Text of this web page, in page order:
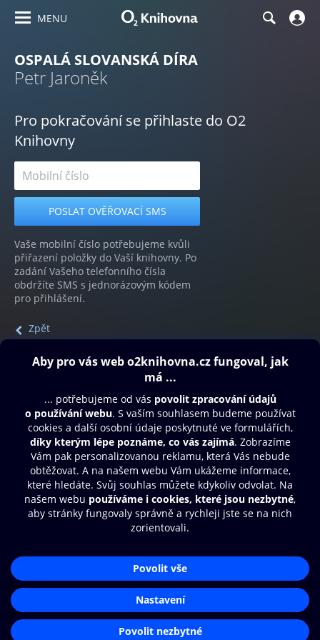
MENU
OSPALÁ SLOVANSKÁ DÍRA
Petr Jaroněk
Pro pokračování se přihlaste do O2
Knihovny
Vaše mobilní číslo potřebujeme kvůli
přiřazení položky do Vaší knihovny. Po
zadání Vašeho telefonního čísla
obdržíte SMS s jednorázovým kódem
pro přihlášení.
Zpět
Obsah ke stažení
Moje O2 Knihovna
Další zábava
© O2 Czech Republic a.s.
Přístupnost
Zásady zpracování osobních údajů
Nastavení cookies
Aplikace O2 Knihovna
Čti a poslouchej své e-knihy a
audioknihy rychleji a pohodlněji.